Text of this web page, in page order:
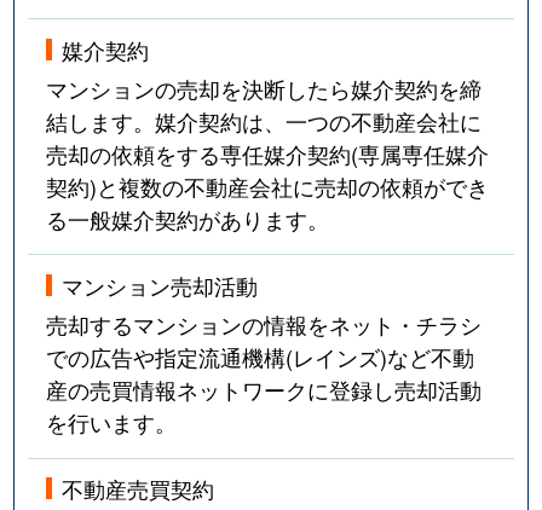
媒介契約
マンションの売却を決断したら媒介契約を締
結します。媒介契約は、一つの不動産会社に
売却の依頼をする専任媒介契約(専属専任媒介
契約)と複数の不動産会社に売却の依頼ができ
る一般媒介契約があります。
マンション売却活動
売却するマンションの情報をネット・チラシ
での広告や指定流通機構(レインズ)など不動
産の売買情報ネットワークに登録し売却活動
を行います。
不動産売買契約